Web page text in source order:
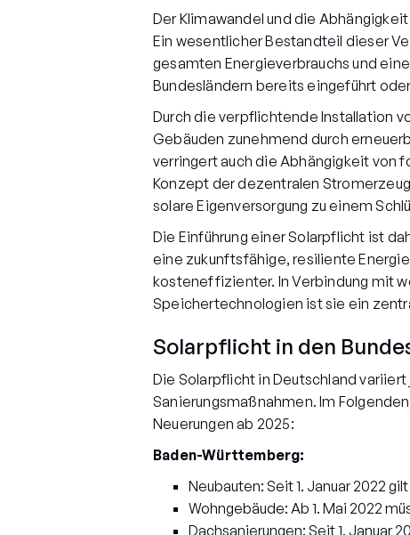
Der Klimawandel und die
Ein wesentlicher Bestandteil dieser
gesamten Energieverbrauchs und
Bundesländern bereits eingeführt
Durch die verpflichtende Installation
Gebäuden zunehmend durch
verringert auch die Abhängigkeit von
Konzept der dezentralen
solare Eigenversorgung zu einem
Die Einführung einer Solarpflicht ist
eine zukunftsfähige, resiliente
kosteneffizienter. In Verbindung mit
Speichertechnologien ist sie ein
Solarpflicht in den
Die Solarpflicht in Deutschland
Sanierungsmaßnahmen. Im
Neuerungen ab 2025:
Baden-Württemberg:
Neubauten: Seit 1. Januar 2022
Wohngebäude: Ab 1. Mai 2022
Dachsanierungen: Seit 1. Januar